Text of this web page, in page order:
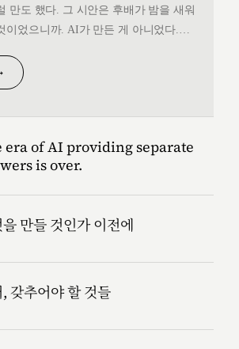
만도 했다. 그 시안은 후배가 밤을 새워
이었으니까. AI가 만든 게 아니었다.
끝내 찾지 못했다. 돌아오는 길에
같다"는…
era of AI providing separate
is over.
만들 것인가 이전에
갖추어야 할 것들